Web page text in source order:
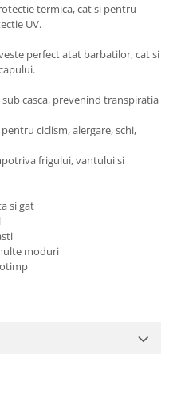
termica, cat si pentru
UV.
perfect atat barbatilor, cat si
casca, prevenind transpiratia
ciclism, alergare, schi,
frigului, vantului si
si gat
moduri